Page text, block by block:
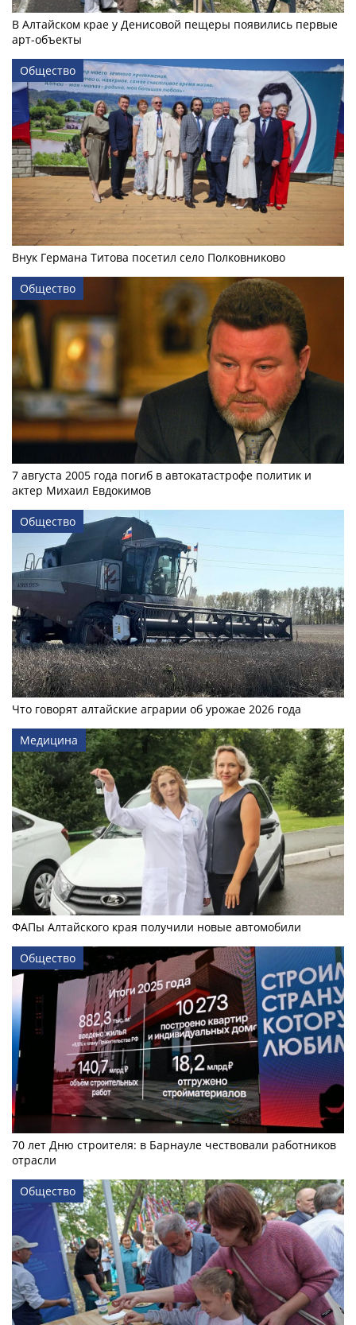
В Алтайском крае у Денисовой пещеры появились первые
арт-объекты
Общество
Внук Германа Титова посетил село Полковниково
Общество
7 августа 2005 года погиб в автокатастрофе политик и
актер Михаил Евдокимов
Общество
Что говорят алтайские аграрии об урожае 2026 года
Медицина
ФАПы Алтайского края получили новые автомобили
Общество
70 лет Дню строителя: в Барнауле чествовали работников
отрасли
Общество